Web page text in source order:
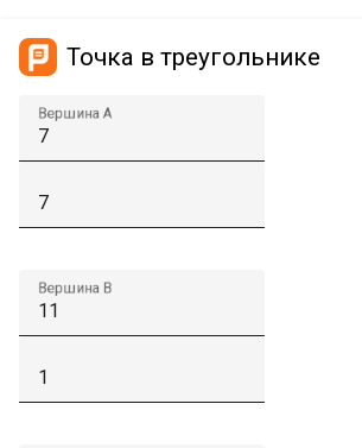
Точка в треугольнике
Вершина A
Вершина B